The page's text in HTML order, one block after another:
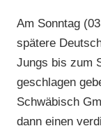
Am Sonntag
spätere
Jungs bis zum
geschlagen
Schwäbisch
dann einen